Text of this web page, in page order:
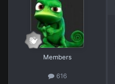
Members
616